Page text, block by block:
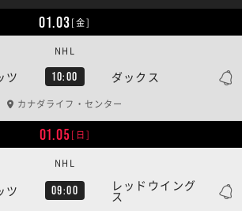
01.03[金]
ツ 10:00 ダックス
NHL
カナダライフ・センター
01.05[日]
ツ 09:00 レッドウイング
ス
NHL